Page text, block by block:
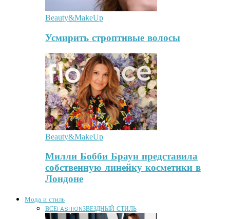
Beauty&MakeUp
Усмирить строптивые волосы
Beauty&MakeUp
Милли Бобби Браун представила
собственную линейку косметики в
Лондоне
Мода и стиль
ВСЕFASHIONЗВЕЗДНЫЙ СТИЛЬ